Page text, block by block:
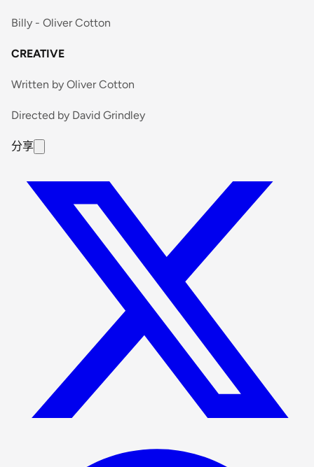
Billy - Oliver Cotton
CREATIVE
Written by Oliver Cotton
Directed by David Grindley
分享